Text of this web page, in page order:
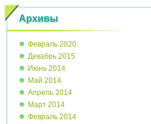
Архивы
Февраль 2020
Декабрь 2015
Июнь 2014
Май 2014
Апрель 2014
Март 2014
Февраль 2014